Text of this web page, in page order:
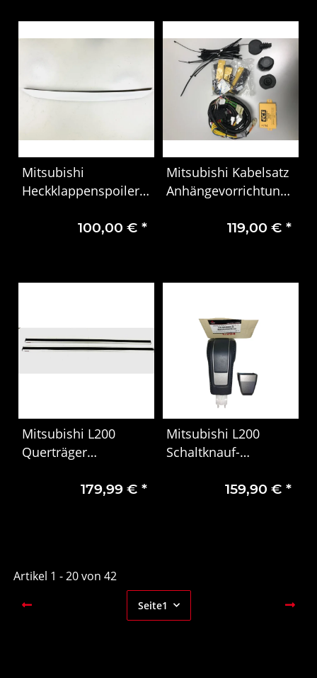
Mitsubishi
Heckklappenspoiler
100,00 € *
Mitsubishi Kabelsatz
Anhängevorrichtung
für L200 MY20119,00 €*
Mitsubishi L200
Querträger
Dachreling179,99 € *
Mitsubishi L200
Schaltknauf-
Gearshift Lever159,90 €*
Artikel 1 - 20 von 42
Seite1